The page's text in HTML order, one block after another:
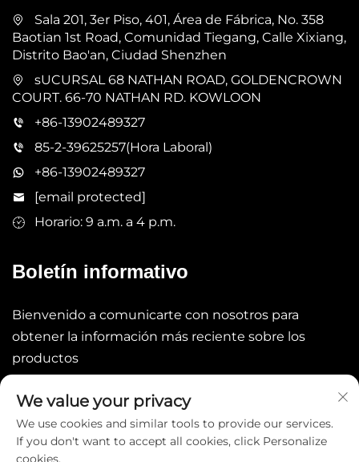
Sala 201, 3er Piso, 401, Área de Fábrica, No. 358
Baotian 1st Road, Comunidad Tiegang, Calle Xixiang,
Distrito Bao'an, Ciudad Shenzhen
sUCURSAL 68 NATHAN ROAD, GOLDENCROWN
COURT. 66-70 NATHAN RD. KOWLOON
+86-13902489327
85-2-39625257(Hora Laboral)
+86-13902489327
[email protected]
Horario: 9 a.m. a 4 p.m.
Boletín informativo
Bienvenido a comunicarte con nosotros para
obtener la información más reciente sobre los
productos
We value your privacy
We use cookies and similar tools to provide our services.
If you don't want to accept all cookies, click Personalize
cookies.